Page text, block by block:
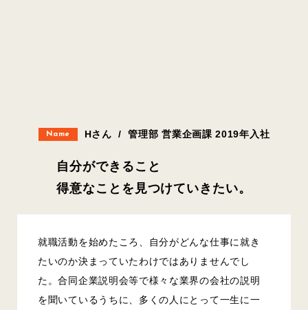
Name Hさん /管理部 営業企画課 2019年入社
自分ができること
得意なことを見つけていきたい。
就職活動を始めたころ、自分がどんな仕事に就き
たいのか決まっていたわけではありませんでし
た。合同企業説明会等で様々な業界の会社の説明
を聞いているうちに、多くの人にとって一生に一